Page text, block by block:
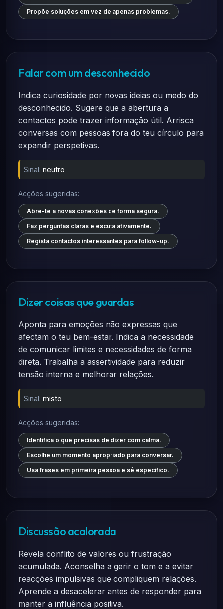
Propõe soluções em vez de apenas problemas.
Falar com um desconhecido
Indica curiosidade por novas ideias ou medo do
desconhecido. Sugere que a abertura a
contactos pode trazer informação útil. Arrisca
conversas com pessoas fora do teu círculo para
expandir perspetivas.
Sinal: neutro
Acções sugeridas:
Abre-te a novas conexões de forma segura.
Faz perguntas claras e escuta ativamente.
Regista contactos interessantes para follow-up.
Dizer coisas que guardas
Aponta para emoções não expressas que
afectam o teu bem-estar. Indica a necessidade
de comunicar limites e necessidades de forma
direta. Trabalha a assertividade para reduzir
tensão interna e melhorar relações.
Sinal: misto
Acções sugeridas:
Identifica o que precisas de dizer com calma.
Escolhe um momento apropriado para conversar.
Usa frases em primeira pessoa e sê específico.
Discussão acalorada
Revela conflito de valores ou frustração
acumulada. Aconselha a gerir o tom e a evitar
reacções impulsivas que compliquem relações.
Aprende a desacelerar antes de responder para
manter a influência positiva.